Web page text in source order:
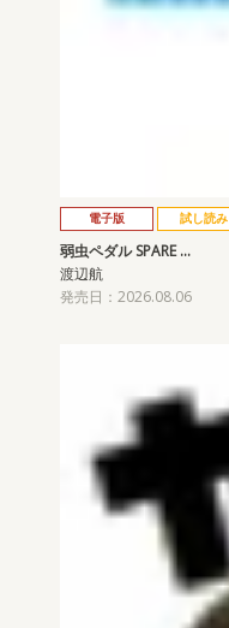
電子版 試し読み
弱虫ペダル SPARE …
渡辺航
発売日：2026.08.06